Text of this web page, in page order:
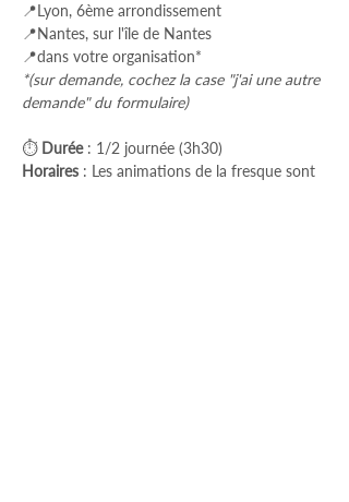
📍Lyon, 6ème arrondissement
📍Nantes, sur l'île de Nantes
📍dans votre organisation*
*(sur demande, cochez la case "j'ai une autre
demande" du formulaire)
⏱ Durée : 1/2 journée (3h30)
Horaires : Les animations de la fresque sont